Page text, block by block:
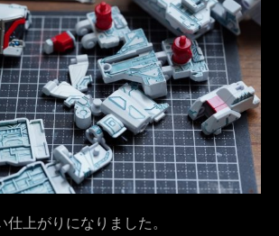
上がりになりました。